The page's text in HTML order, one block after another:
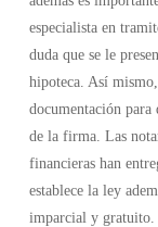
especialista en
duda que se le
hipoteca. Así
documentación
de la firma. Las
financieras han
establece la ley
imparcial y gratuito.